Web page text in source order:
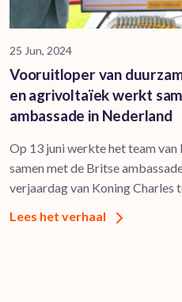
25 Jun, 2024
Vooruitloper van
en agrivoltaïek werkt
ambassade in Nederland
Op 13 juni werkte het team
samen met de Britse
verjaardag van Koning Charles
Lees het verhaal